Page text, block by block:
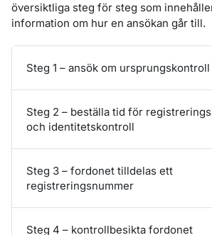
översiktliga steg för steg som
information om hur en ansökan går till.
Steg 1 – ansök om ursprungskontroll
Steg 2 – beställa tid för
och identitetskontroll
Steg 3 – fordonet tilldelas ett
registreringsnummer
Steg 4 – kontrollbesikta fordonet